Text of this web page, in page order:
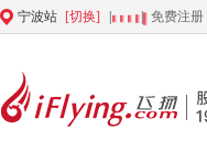
宁波站 [切换] | 免费注册